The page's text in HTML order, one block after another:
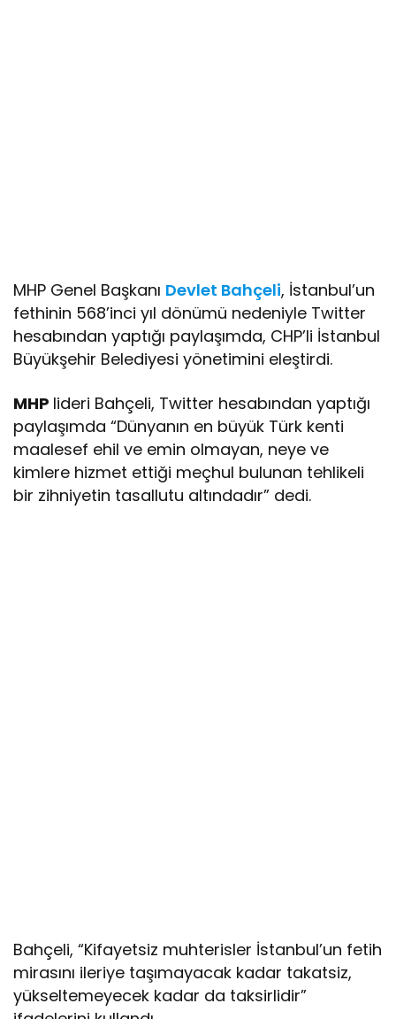
MHP Genel Başkanı Devlet Bahçeli, İstanbul’un
fethinin 568’inci yıl dönümü nedeniyle Twitter
hesabından yaptığı paylaşımda, CHP’li İstanbul
Büyükşehir Belediyesi yönetimini eleştirdi.
MHP lideri Bahçeli, Twitter hesabından yaptığı
paylaşımda “Dünyanın en büyük Türk kenti
maalesef ehil ve emin olmayan, neye ve
kimlere hizmet ettiği meçhul bulunan tehlikeli
bir zihniyetin tasallutu altındadır” dedi.
Bahçeli, “Kifayetsiz muhterisler İstanbul’un fetih
mirasını ileriye taşımayacak kadar takatsiz,
yükseltemeyecek kadar da taksirlidir”